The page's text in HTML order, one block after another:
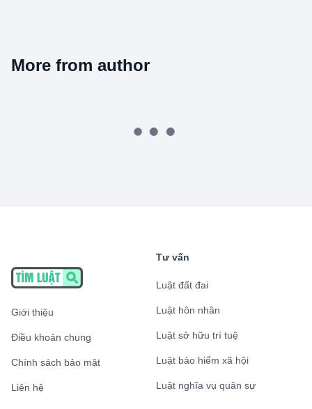
More from author
Giới thiệu
Điều khoản chung
Chính sách bảo mật
Liên hệ
Tư vấn
Luật đất đai
Luật hôn nhân
Luật sở hữu trí tuệ
Luật bảo hiểm xã hội
Luật nghĩa vụ quân sự